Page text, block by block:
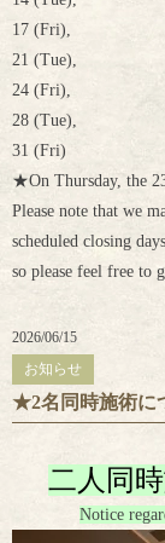
17 (Fri),
21 (Tue),
24 (Fri),
28 (Tue),
31 (Fri)
★On Thursday, the
Please note that we
scheduled closing
so please feel free to
2026/06/15
お知らせ
★2名同時施術に
二人同
Notice